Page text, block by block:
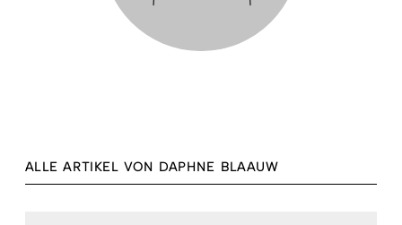
ALLE ARTIKEL VON DAPHNE BLAAUW